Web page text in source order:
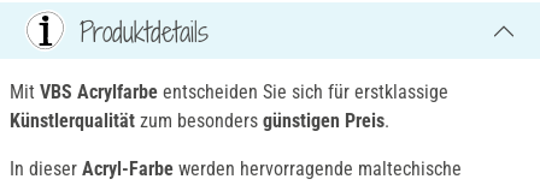
Produktdetails
Mit VBS Acrylfarbe entscheiden Sie sich für erstklassige
Künstlerqualität zum besonders günstigen Preis.
In dieser Acryl-Farbe werden hervorragende maltechische